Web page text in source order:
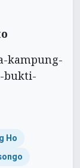
kampung-
bukti-
Ho